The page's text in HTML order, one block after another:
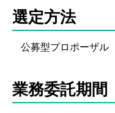
選定方法
公募型プロポーザル
業務委託期間